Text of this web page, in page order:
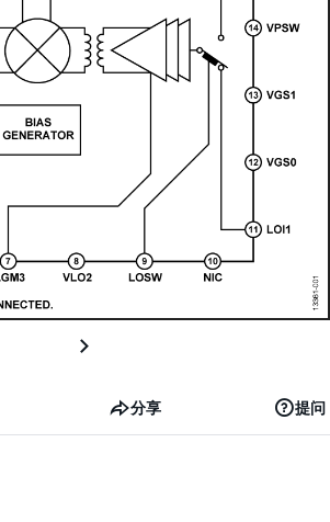
分享 提问